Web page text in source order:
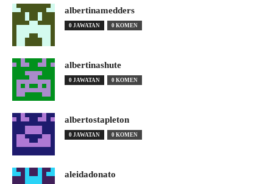
albertinamedders
0 JAWATAN 0 KOMEN
albertinashute
0 JAWATAN 0 KOMEN
albertostapleton
0 JAWATAN 0 KOMEN
aleidadonato